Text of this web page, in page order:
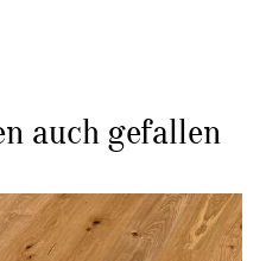
auch gefallen